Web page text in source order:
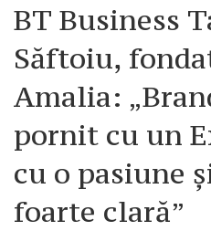
BT Business
Săftoiu,
Amalia:
pornit cu un
cu o pasiune
foarte clară”